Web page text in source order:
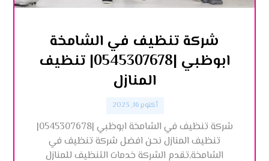
شركة تنظيف في الشامخة
ابوظبي |0545307678| تنظيف
المنازل
أكتوبر 16, 2023
شركة تنظيف في الشامخة ابوظبي |0545307678|
تنظيف المنازل نحن افضل شركة تنظيف في
الشامخة,تقدم الشركة خدمات التنظيف للمنازل